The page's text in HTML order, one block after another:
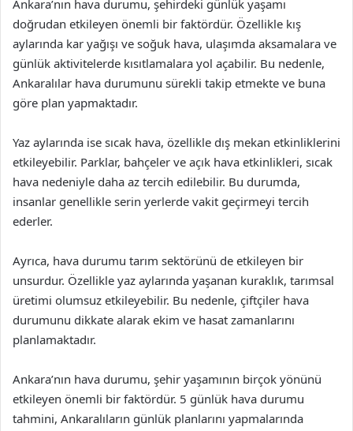
Ankara’nın hava durumu, şehirdeki günlük yaşamı
doğrudan etkileyen önemli bir faktördür. Özellikle kış
aylarında kar yağışı ve soğuk hava, ulaşımda aksamalara ve
günlük aktivitelerde kısıtlamalara yol açabilir. Bu nedenle,
Ankaralılar hava durumunu sürekli takip etmekte ve buna
göre plan yapmaktadır.
Yaz aylarında ise sıcak hava, özellikle dış mekan etkinliklerini
etkileyebilir. Parklar, bahçeler ve açık hava etkinlikleri, sıcak
hava nedeniyle daha az tercih edilebilir. Bu durumda,
insanlar genellikle serin yerlerde vakit geçirmeyi tercih
ederler.
Ayrıca, hava durumu tarım sektörünü de etkileyen bir
unsurdur. Özellikle yaz aylarında yaşanan kuraklık, tarımsal
üretimi olumsuz etkileyebilir. Bu nedenle, çiftçiler hava
durumunu dikkate alarak ekim ve hasat zamanlarını
planlamaktadır.
Ankara’nın hava durumu, şehir yaşamının birçok yönünü
etkileyen önemli bir faktördür. 5 günlük hava durumu
tahmini, Ankaralıların günlük planlarını yapmalarında